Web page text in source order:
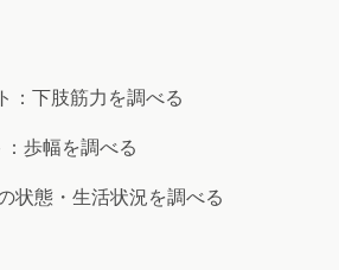
：下肢筋力を調べる
歩幅を調べる
状態・生活状況を調べる